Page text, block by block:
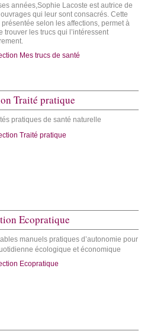
années,Sophie Lacoste est autrice de
qui leur sont consacrés. Cette
selon les affections, permet à
trouver les trucs qui l’intéressent
Mes trucs de santé
Traité pratique
pratiques de santé naturelle
Traité pratique
Ecopratique
manuels pratiques d’autonomie pour
écologique et économique
Ecopratique